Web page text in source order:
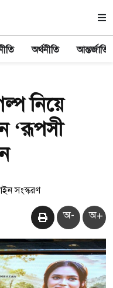
অর্থনীতি
নিয়ে
‘রূপসী
সংস্করণ
অ- অ+